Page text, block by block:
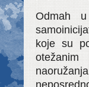
Odmah
koje su